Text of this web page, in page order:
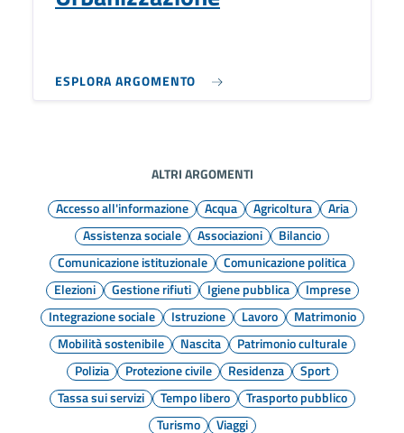
ESPLORA ARGOMENTO
ALTRI ARGOMENTI
Accesso all'informazione
Acqua Agricoltura
Aria
Assistenza sociale
Associazioni
Bilancio
Comunicazione istituzionale
Comunicazione politica
Elezioni
Gestione rifiuti Igiene pubblica
Imprese
Integrazione sociale
Istruzione Lavoro
Matrimonio
Mobilità sostenibile
Nascita
Patrimonio culturale
Polizia
Protezione civile Residenza
Sport
Tassa sui servizi
Tempo libero
Trasporto pubblico
Turismo
Viaggi